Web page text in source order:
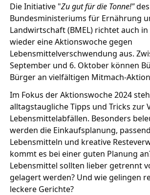
Zeit fürs Oberland
Die Initiative "Zu gut für die Tonne!"des
Bundesministeriums für Ernährung
Landwirtschaft (BMEL) richtet auch in
wieder eine Aktionswoche gegen
Lebensmittelverschwendung aus.
September und 6. Oktober können
Bürger an vielfältigen Mitmach-
Im Fokus der Aktionswoche 2024
alltagstaugliche Tipps und Tricks zur
Lebensmittelabfällen. Besonders
werden die Einkaufsplanung,
Lebensmitteln und kreative
kommt es bei einer guten Planung
Lebensmittel sollten lieber getrennt
gelagert werden? Und wie gelingen
leckere Gerichte?